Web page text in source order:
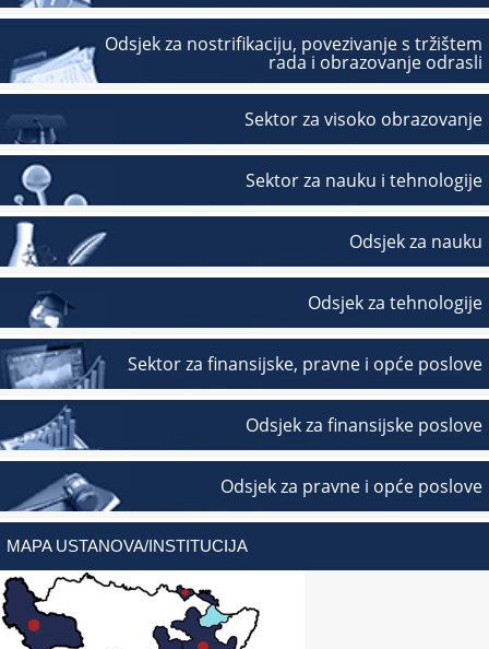
Odsjek za nostrifikaciju, povezivanje s tržištem
rada i obrazovanje odrasli
Sektor za visoko obrazovanje
Sektor za nauku i tehnologije
Odsjek za nauku
Odsjek za tehnologije
Sektor za finansijske, pravne i opće poslove
Odsjek za finansijske poslove
Odsjek za pravne i opće poslove
MAPA USTANOVA/INSTITUCIJA